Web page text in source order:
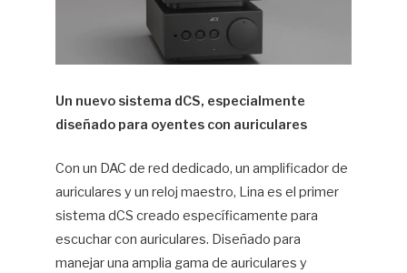
Un nuevo sistema dCS, especialmente
diseñado para oyentes con auriculares
Con un DAC de red dedicado, un amplificador de
auriculares y un reloj maestro, Lina es el primer
sistema dCS creado específicamente para
escuchar con auriculares. Diseñado para
manejar una amplia gama de auriculares y